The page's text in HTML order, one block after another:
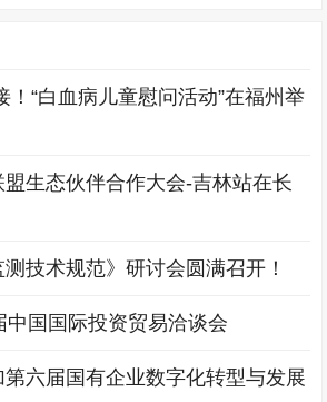
！“白血病儿童慰问活动”在福州举
生态伙伴合作大会-吉林站在长
测技术规范》研讨会圆满召开！
中国国际投资贸易洽谈会
六届国有企业数字化转型与发展